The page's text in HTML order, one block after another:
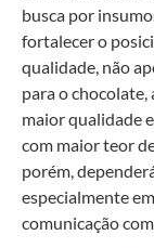
busca por
fortalecer o
qualidade, não
para o
maior qualidade
com maior teor
porém,
especialmente
comunicação